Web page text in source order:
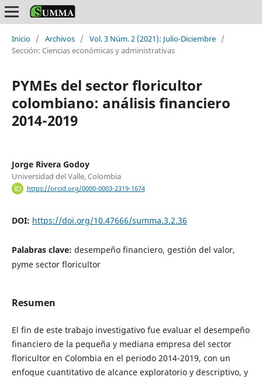
Inicio / Archivos / Vol. 3 Núm. 2 (2021): Julio-Diciembre /
Sección: Ciencias económicas y administrativas
PYMEs del sector floricultor
colombiano: análisis financiero
2014-2019
Jorge Rivera Godoy
Universidad del Valle, Colombia
https://orcid.org/0000-0003-2319-1674
DOI: https://doi.org/10.47666/summa.3.2.36
Palabras clave: desempeño financiero, gestión del valor,
pyme sector floricultor
Resumen
El fin de este trabajo investigativo fue evaluar el desempeño
financiero de la pequeña y mediana empresa del sector
floricultor en Colombia en el periodo 2014-2019, con un
enfoque cuantitativo de alcance exploratorio y descriptivo, y